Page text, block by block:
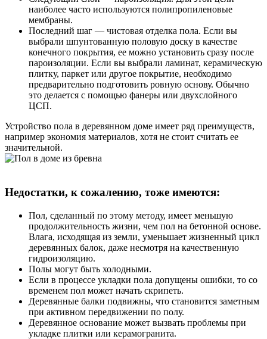
наиболее часто используются полипропиленовые
мембраны.
Последний шаг — чистовая отделка пола. Если вы
выбрали шпунтованную половую доску в качестве
конечного покрытия, ее можно установить сразу после
пароизоляции. Если вы выбрали ламинат, керамическую
плитку, паркет или другое покрытие, необходимо
предварительно подготовить ровную основу. Обычно
это делается с помощью фанеры или двухслойного
ЦСП.
Устройство пола в деревянном доме имеет ряд преимуществ,
например экономия материалов, хотя не стоит считать ее
значительной.
Недостатки, к сожалению, тоже имеются:
Пол, сделанный по этому методу, имеет меньшую
продолжительность жизни, чем пол на бетонной основе.
Влага, исходящая из земли, уменьшает жизненный цикл
деревянных балок, даже несмотря на качественную
гидроизоляцию.
Полы могут быть холодными.
Если в процессе укладки пола допущены ошибки, то со
временем пол может начать скрипеть.
Деревянные балки подвижны, что становится заметным
при активном передвижении по полу.
Деревянное основание может вызвать проблемы при
укладке плитки или керамогранита.